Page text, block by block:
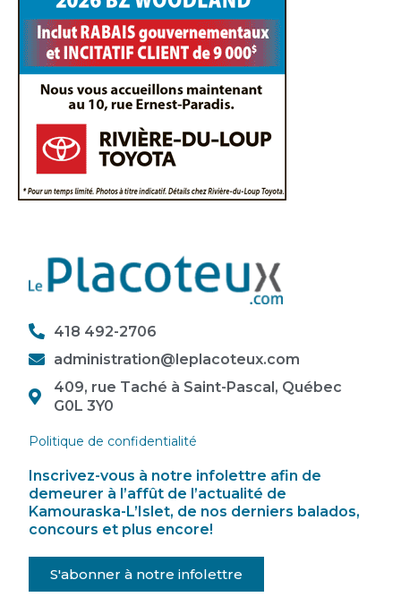
418 492-2706
administration@leplacoteux.com
409, rue Taché à Saint-Pascal, Québec
G0L 3Y0
Politique de confidentialité
Inscrivez-vous à notre infolettre afin de
demeurer à l’affût de l’actualité de
Kamouraska-L’Islet, de nos derniers balados,
concours et plus encore!
S'abonner à notre infolettre